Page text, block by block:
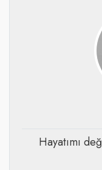
​Hayatımı